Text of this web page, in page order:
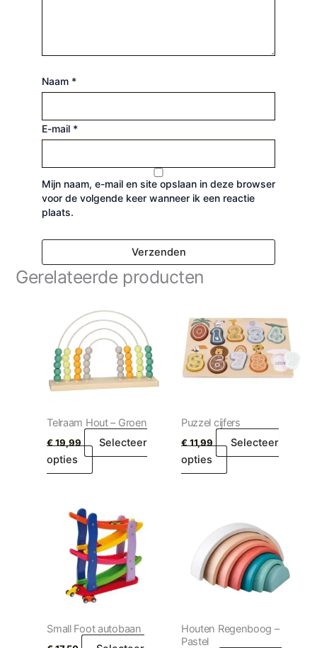
Naam *
E-mail *
Mijn naam, e-mail en site opslaan in deze browser
voor de volgende keer wanneer ik een reactie
plaats.
Gerelateerde producten
Telraam Hout – Groen
€19,99
Selecteer
opties
Puzzel cijfers
€11,99
Selecteer
opties
Small Foot autobaan
Houten Regenboog –
Pastel